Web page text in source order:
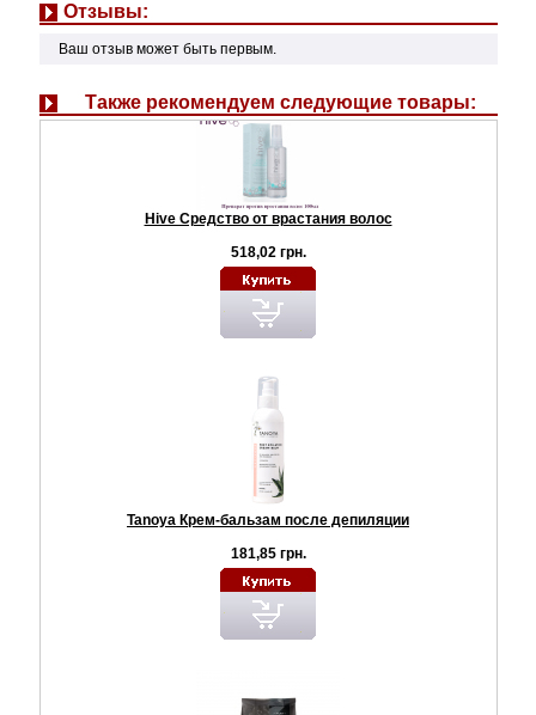
Отзывы:
Ваш отзыв может быть первым.
Также рекомендуем следующие товары:
Hive Средство от врастания волос
518,02 грн.
Tanoya Крем-бальзам после депиляции
181,85 грн.